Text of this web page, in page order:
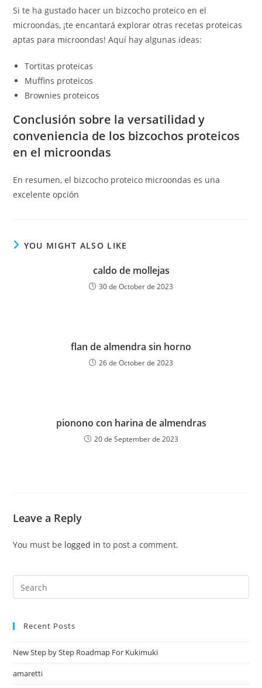
Si te ha gustado hacer un bizcocho proteico en el
microondas, ¡te encantará explorar otras recetas proteicas
aptas para microondas! Aquí hay algunas ideas:
Tortitas proteicas
Muffins proteicos
Brownies proteicos
Conclusión sobre la versatilidad y
conveniencia de los bizcochos proteicos
en el microondas
En resumen, el bizcocho proteico microondas es una
excelente opción
YOU MIGHT ALSO LIKE
caldo de mollejas
30 de October de 2023
flan de almendra sin horno
26 de October de 2023
pionono con harina de almendras
20 de September de 2023
Leave a Reply
You must be logged in to post a comment.
Recent Posts
New Step by Step Roadmap For Kukimuki
amaretti